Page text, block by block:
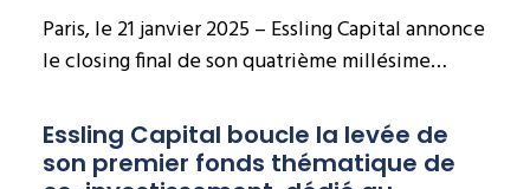
Paris, le 21 janvier 2025 – Essling Capital annonce
le closing final de son quatrième millésime…
Essling Capital boucle la levée de
son premier fonds thématique de